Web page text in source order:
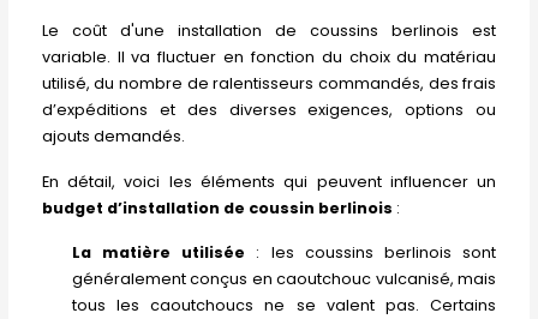
Le coût d'une installation de coussins berlinois est
variable. Il va fluctuer en fonction du choix du matériau
utilisé, du nombre de ralentisseurs commandés, des frais
d’expéditions et des diverses exigences, options ou
ajouts demandés.
En détail, voici les éléments qui peuvent influencer un
budget d’installation de coussin berlinois :
La matière utilisée : les coussins berlinois sont
généralement conçus en caoutchouc vulcanisé, mais
tous les caoutchoucs ne se valent pas. Certains